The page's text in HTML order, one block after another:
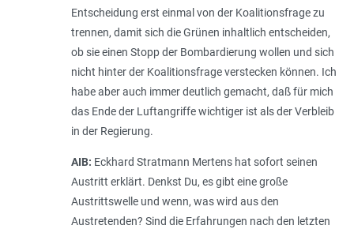
Entscheidung erst einmal von der Koalitionsfrage zu
trennen, damit sich die Grünen inhaltlich entscheiden,
ob sie einen Stopp der Bombardierung wollen und sich
nicht hinter der Koalitionsfrage verstecken können. Ich
habe aber auch immer deutlich gemacht, daß für mich
das Ende der Luftangriffe wichtiger ist als der Verbleib
in der Regierung.
AIB: Eckhard Stratmann Mertens hat sofort seinen
Austritt erklärt. Denkst Du, es gibt eine große
Austrittswelle und wenn, was wird aus den
Austretenden? Sind die Erfahrungen nach den letzten